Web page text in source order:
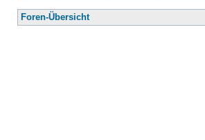
Foren-Übersicht